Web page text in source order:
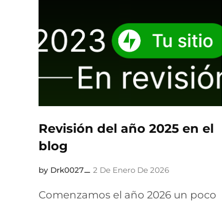
Revisión del año 2025 en el
blog
Drk0027 2 De Enero De 2026
Comenzamos el año 2026 un poco